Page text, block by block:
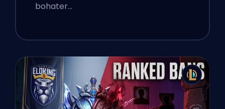
bohater…